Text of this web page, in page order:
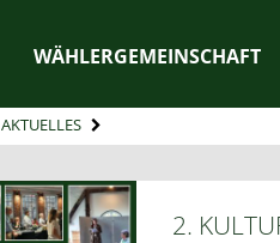
WÄHLERGEMEINSCHAFT
AKTUELLES
2.